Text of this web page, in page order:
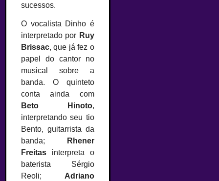
sucessos.
O vocalista Dinho é
interpretado por Ruy
Brissac, que já fez o
papel do cantor no
musical sobre a
banda. O quinteto
conta ainda com
Beto Hinoto,
interpretando seu tio
Bento, guitarrista da
banda;
Rhener
Freitas interpreta o
baterista Sérgio
Reoli; Adriano